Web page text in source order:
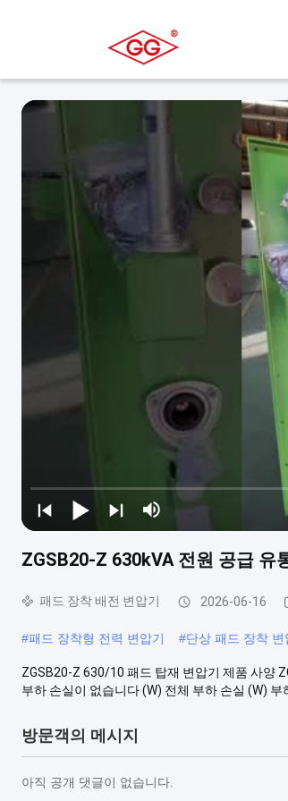
ZGSB20-Z 630kVA 전원 공급 유
패드 장착 배전 변압기 2026-06-16
#패드 장착형 전력 변압기 #단상 패드 장착 변
ZGSB20-Z 630/10 패드 탑재 변압기 제품 사양
부하 손실이 없습니다 (W) 전체 부하 손실 (W) 부
방문객의 메시지
아직 공개 댓글이 없습니다.